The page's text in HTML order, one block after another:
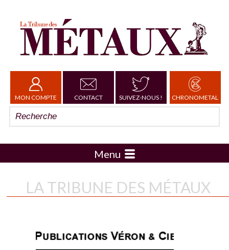
MON COMPTE CONTACT SUIVEZ-NOUS ! CHRONOMETAL
Menu
LA TRIBUNE DES MÉTAUX